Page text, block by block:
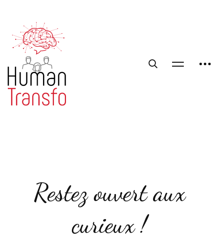
Restez ouvert aux
curieux !